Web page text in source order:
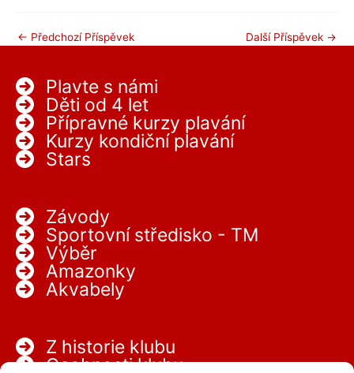
← Předchozí Příspěvek Další Příspěvek →
Plavte s námi
Děti od 4 let
Přípravné kurzy plavání
Kurzy kondiční plavání
Stars
Závody
Sportovní středisko - TM
Výběr
Amazonky
Akvabely
Z historie klubu
Osobnosti klubu